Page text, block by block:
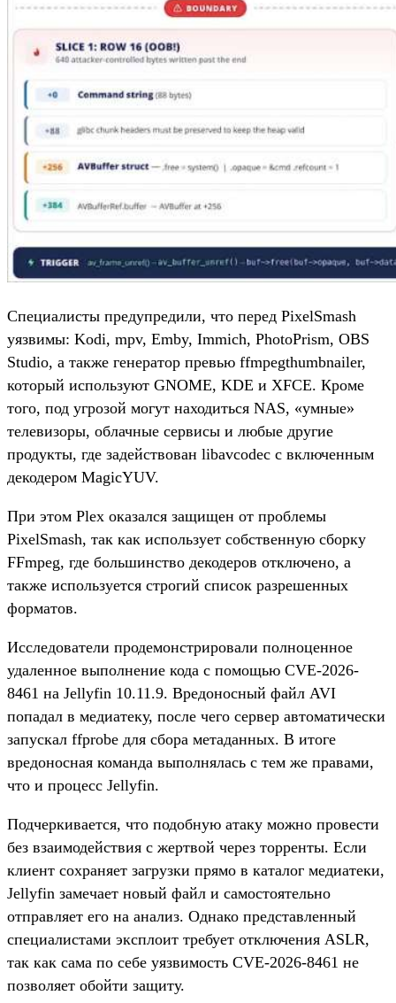
Специалисты предупредили, что перед PixelSmash
уязвимы: Kodi, mpv, Emby, Immich, PhotoPrism, OBS
Studio, а также генератор превью ffmpegthumbnailer,
который используют GNOME, KDE и XFCE. Кроме
того, под угрозой могут находиться NAS, «умные»
телевизоры, облачные сервисы и любые другие
продукты, где задействован libavcodec с включенным
декодером MagicYUV.
При этом Plex оказался защищен от проблемы
PixelSmash, так как использует собственную сборку
FFmpeg, где большинство декодеров отключено, а
также используется строгий список разрешенных
форматов.
Исследователи продемонстрировали полноценное
удаленное выполнение кода с помощью CVE-2026-
8461 на Jellyfin 10.11.9. Вредоносный файл AVI
попадал в медиатеку, после чего сервер автоматически
запускал ffprobe для сбора метаданных. В итоге
вредоносная команда выполнялась с тем же правами,
что и процесс Jellyfin.
Подчеркивается, что подобную атаку можно провести
без взаимодействия с жертвой через торренты. Если
клиент сохраняет загрузки прямо в каталог медиатеки,
Jellyfin замечает новый файл и самостоятельно
отправляет его на анализ. Однако представленный
специалистами эксплоит требует отключения ASLR,
так как сама по себе уязвимость CVE-2026-8461 не
позволяет обойти защиту.